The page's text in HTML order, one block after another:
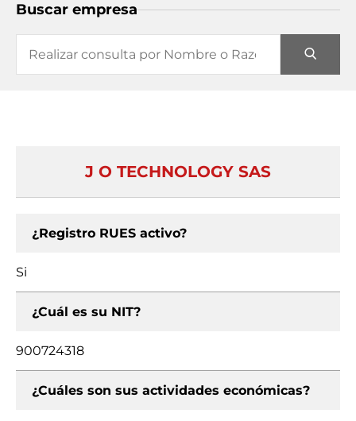
Buscar empresa
J O TECHNOLOGY SAS
¿Registro RUES activo?
Si
¿Cuál es su NIT?
900724318
¿Cuáles son sus actividades económicas?